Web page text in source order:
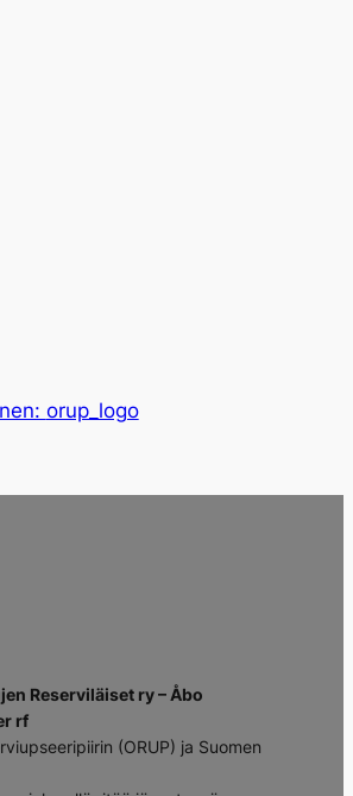
orup_logo
Reserviläiset ry – Åbo
rf
(ORUP) ja Suomen